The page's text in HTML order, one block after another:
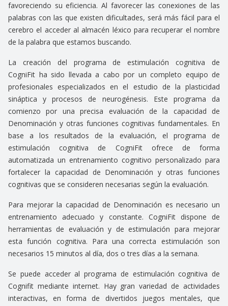
favoreciendo su eficiencia. Al favorecer las conexiones de las
palabras con las que existen dificultades, será más fácil para el
cerebro el acceder al almacén léxico para recuperar el nombre
de la palabra que estamos buscando.
La creación del programa de estimulación cognitiva de
CogniFit ha sido llevada a cabo por un completo equipo de
profesionales especializados en el estudio de la plasticidad
sináptica y procesos de neurogénesis. Este programa da
comienzo por una precisa evaluación de la capacidad de
Denominación y otras funciones cognitivas fundamentales. En
base a los resultados de la evaluación, el programa de
estimulación cognitiva de CogniFit ofrece de forma
automatizada un entrenamiento cognitivo personalizado para
fortalecer la capacidad de Denominación y otras funciones
cognitivas que se consideren necesarias según la evaluación.
Para mejorar la capacidad de Denominación es necesario un
entrenamiento adecuado y constante. CogniFit dispone de
herramientas de evaluación y de estimulación para mejorar
esta función cognitiva. Para una correcta estimulación son
necesarios 15 minutos al día, dos o tres días a la semana.
Se puede acceder al programa de estimulación cognitiva de
Cognifit mediante internet. Hay gran variedad de actividades
interactivas, en forma de divertidos juegos mentales, que